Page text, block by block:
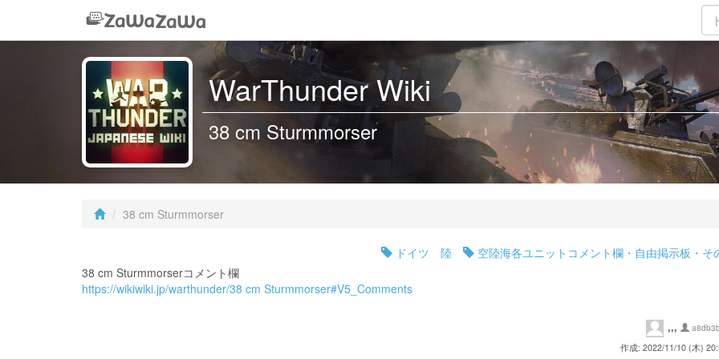
WarThunder Wiki
38 cm Sturmmorser
38 cm Sturmmorser
ドイツ 陸
空陸海各ユニットコメント欄・自由掲示板・そ
38 cm Sturmmorserコメント欄
https://wikiwiki.jp/warthunder/38 cm Sturmmorser#V5_Comments
,,,
作成: 2022/11/10 (木)